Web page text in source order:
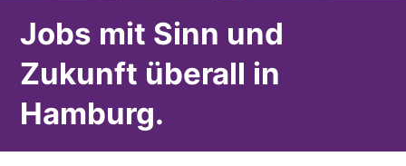
Jobs mit Sinn und
Zukunft überall in
Hamburg.